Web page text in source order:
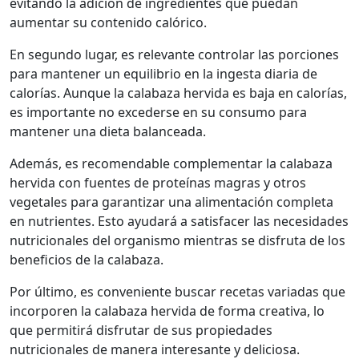
aumentar su contenido calórico.
En segundo lugar, es relevante controlar las porciones
para mantener un equilibrio en la ingesta diaria de
calorías. Aunque la calabaza hervida es baja en calorías,
es importante no excederse en su consumo para
mantener una dieta balanceada.
Además, es recomendable complementar la calabaza
hervida con fuentes de proteínas magras y otros
vegetales para garantizar una alimentación completa
en nutrientes. Esto ayudará a satisfacer las necesidades
nutricionales del organismo mientras se disfruta de los
beneficios de la calabaza.
Por último, es conveniente buscar recetas variadas que
incorporen la calabaza hervida de forma creativa, lo
que permitirá disfrutar de sus propiedades
nutricionales de manera interesante y deliciosa.